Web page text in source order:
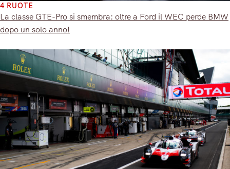
4 RUOTE
La classe GTE-Pro si smembra: oltre a Ford il WEC perde BMW
dopo un solo anno!